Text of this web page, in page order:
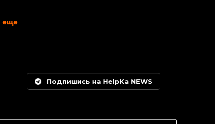
еще
Подпишись на HelpKa NEWS